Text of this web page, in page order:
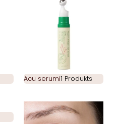
Acu serumi1 Produkts